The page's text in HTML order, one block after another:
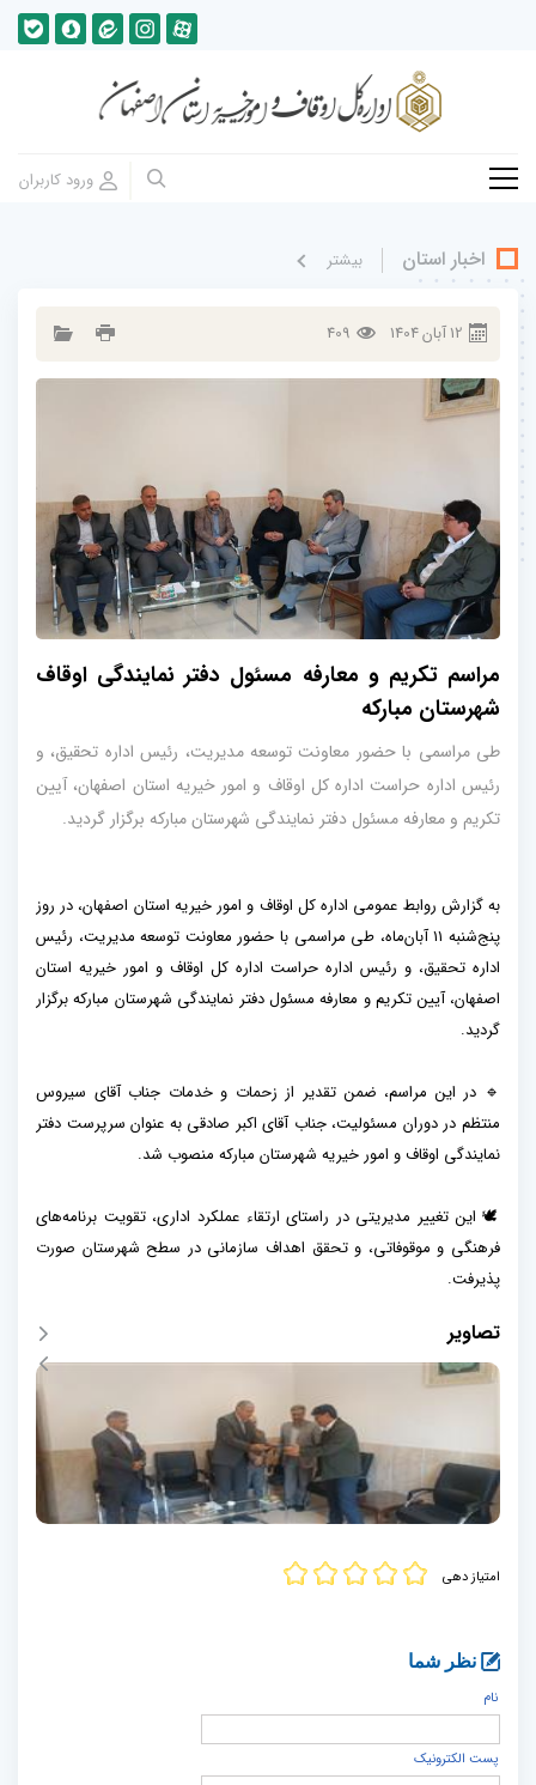
اخبار استان بيشتر
12آبان1404
409
مراسم تکریم و معارفه مسئول دفتر نمایندگی اوقاف
شهرستان مبارکه
طی مراسمی با حضور معاونت توسعه مدیریت، رئیس اداره تحقیق، و
رئیس اداره حراست اداره کل اوقاف و امور خیریه استان اصفهان، آیین
تکریم و معارفه مسئول دفتر نمایندگی شهرستان مبارکه برگزار گردید.
به گزارش روابط عمومی اداره کل اوقاف و امور خیریه استان اصفهان، در روز
پنج‌شنبه ۱۱ آبان‌ماه، طی مراسمی با حضور معاونت توسعه مدیریت، رئیس
اداره تحقیق، و رئیس اداره حراست اداره کل اوقاف و امور خیریه استان
اصفهان، آیین تکریم و معارفه مسئول دفتر نمایندگی شهرستان مبارکه برگزار
گردید.
🔹 در این مراسم، ضمن تقدیر از زحمات و خدمات جناب آقای سیروس
منتظم در دوران مسئولیت، جناب آقای اکبر صادقی به عنوان سرپرست دفتر
نمایندگی اوقاف و امور خیریه شهرستان مبارکه منصوب شد.
🕊️ این تغییر مدیریتی در راستای ارتقاء عملکرد اداری، تقویت برنامه‌های
فرهنگی و موقوفاتی، و تحقق اهداف سازمانی در سطح شهرستان صورت
پذیرفت.
تصاویر
امتیاز دهی
نظر شما
نام
پست الكترونيک